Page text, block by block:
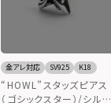
金アレ対応 SV925 K18
“HOWL”スタッズピアス
（ゴシックスター）/シルバ